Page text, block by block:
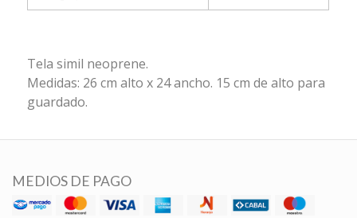
Tela simil neoprene.
Medidas: 26 cm alto x 24 ancho. 15 cm de alto para
guardado.
MEDIOS DE PAGO